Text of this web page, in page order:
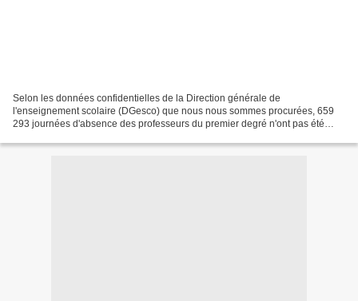
Selon les données confidentielles de la Direction générale de
l'enseignement scolaire (DGesco) que nous nous sommes procurées, 659
293 journées d'absence des professeurs du premier degré n'ont pas été